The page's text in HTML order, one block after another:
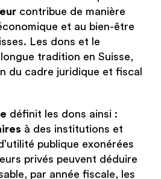
contribue de manière
et au bien-être
Les dons et le
tradition en Suisse,
du cadre juridique et fiscal
définit les dons ainsi :
à des institutions et
publique exonérées
privés peuvent déduire
par année fiscale, les